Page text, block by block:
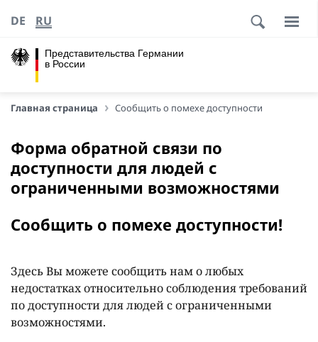
Представительства Германии
в России
DE RU
Главная страница Сообщить о помехе доступности
Форма обратной связи по
доступности для людей с
ограниченными возможностями
Сообщить о помехе доступности!
Здесь Вы можете сообщить нам о любых
недостатках относительно соблюдения требований
по доступности для людей с ограниченными
возможностями.